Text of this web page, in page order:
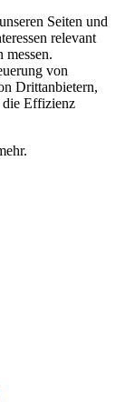
Seiten und
relevant
messen.
von
Drittanbietern,
die Effizienz